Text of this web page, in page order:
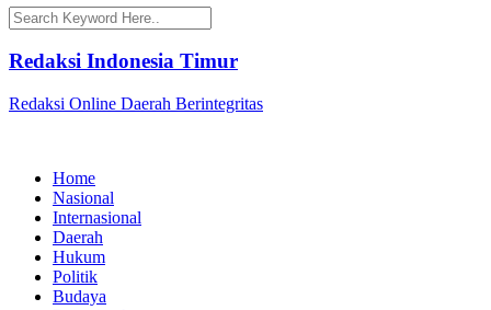
Redaksi Indonesia Timur
Redaksi Online Daerah Berintegritas
Home
Nasional
Internasional
Daerah
Hukum
Politik
Budaya